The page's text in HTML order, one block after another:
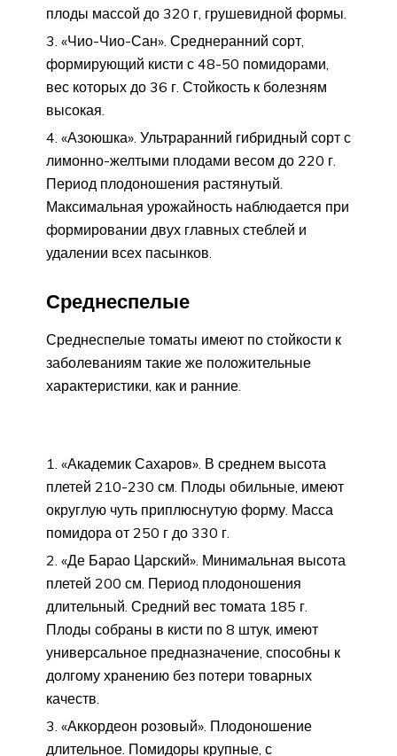
плоды массой до 320 г, грушевидной формы.
«Чио-Чио-Сан». Среднеранний сорт,
формирующий кисти с 48-50 помидорами,
вес которых до 36 г. Стойкость к болезням
высокая.
«Азоюшка». Ультраранний гибридный сорт с
лимонно-желтыми плодами весом до 220 г.
Период плодоношения растянутый.
Максимальная урожайность наблюдается при
формировании двух главных стеблей и
удалении всех пасынков.
Среднеспелые
Среднеспелые томаты имеют по стойкости к
заболеваниям такие же положительные
характеристики, как и ранние.
«Академик Сахаров». В среднем высота
плетей 210-230 см. Плоды обильные, имеют
округлую чуть приплюснутую форму. Масса
помидора от 250 г до 330 г.
«Де Барао Царский». Минимальная высота
плетей 200 см. Период плодоношения
длительный. Средний вес томата 185 г.
Плоды собраны в кисти по 8 штук, имеют
универсальное предназначение, способны к
долгому хранению без потери товарных
качеств.
«Аккордеон розовый». Плодоношение
длительное. Помидоры крупные, с